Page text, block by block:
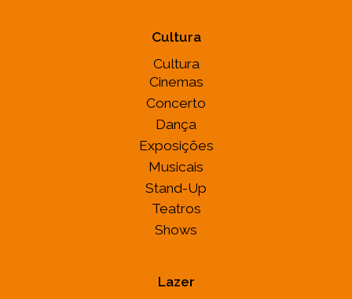
Cultura
Cultura
Cinemas
Concerto
Dança
Exposições
Musicais
Stand-Up
Teatros
Shows
Lazer